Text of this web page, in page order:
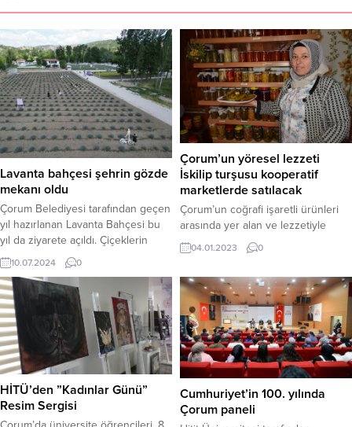
Lavanta bahçesi şehrin gözde
mekanı oldu
Çorum Belediyesi tarafından geçen
yıl hazırlanan Lavanta Bahçesi bu
yıl da ziyarete açıldı. Çiçeklerin
açtığı Lavanta Bahçesi, yapılan yeni
düzenlemeyle birlikte
ziyaretçilerine muhteşem bir
görüntü sunuyor.Çorum
Belediyesi’nin Çorum Barajı
arkasında oluşturduğu Lavanta
bahçesi hafta sonu itibariyle
ziyaretçilere kapılarını açtı. Özellikle
fotoğraf çekimleri için ilgi gören
lavanta bahçesinde, dekor ve
görsel...
10.07.2024 0
Çorum’un yöresel lezzeti
İskilip turşusu kooperatif
marketlerde satılacak
Çorum’un coğrafi işaretli ürünleri
arasında yer alan ve lezzetiyle
damakları tatlandıran İskilip
turşusunun Tarım Kredi
satılması için yürütülen çalışmalar
büyük ölçüde
tamamlandı.Çorum’un yöresel
ürünlerinden İskilip turşusunun
Tarım Kredi Kooperatifleri
marketlerinde satışa sunulması için
başlatılan çalışmalar devam ediyor.
Bu çerçevede İskilip Belediyesi
Başkanı Ali Sülük’ün girişimleri ile
04.01.2023 0
HİTÜ’den ”Kadınlar Günü”
Resim Sergisi
Cumhuriyet’in 100. yılında
Çorum paneli